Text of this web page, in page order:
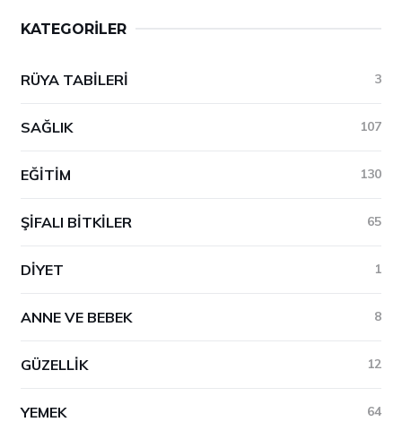
KATEGORILER
RÜYA TABILERI 3
SAĞLIK 107
EĞITIM 130
ŞIFALI BITKILER 65
DIYET 1
ANNE VE BEBEK 8
GÜZELLIK 12
YEMEK 64